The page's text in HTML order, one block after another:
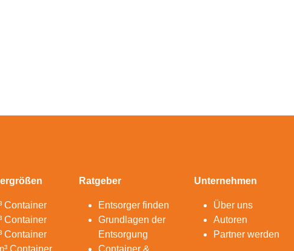
Container
Container
Container
Ratgeber
Entsorger finden
Grundlagen der
Entsorgung
Unternehmen
Über uns
Autoren
Partner werden